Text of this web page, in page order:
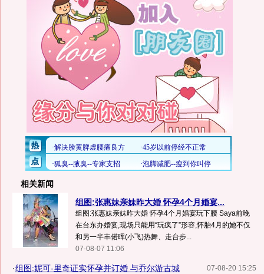
相关新闻
组图:张惠妹亲妹昨大婚 怀孕4个月婚宴...
组图:张惠妹亲妹昨大婚 怀孕4个月婚宴玩下腰 Saya前晚
在台东办婚宴,现场只能用“玩疯了”形容,怀胎4月的她不仅
和另一半丰偌晖(小飞)热舞、走台步...
07-08-07 11:06
07-08-20 15:25
·组图:妮可-里奇证实怀孕并订婚 与乔尔游古城